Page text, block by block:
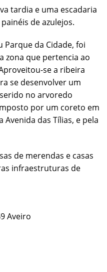
tardia e uma escadaria
de azulejos.
Parque da Cidade, foi
zona que pertencia ao
se a ribeira
se desenvolver um
no arvoredo
por um coreto em
das Tílias, e pela
de merendas e casas
infraestruturas de
Aveiro